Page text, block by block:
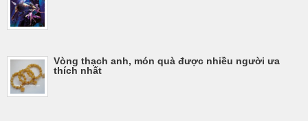
Vòng thạch anh, món quà được nhiều người ưa
thích nhất